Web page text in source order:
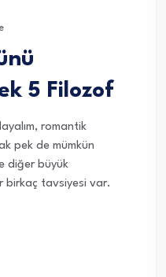
5 Filozof
romantik
pek de mümkün
diğer büyük
birkaç tavsiyesi var.